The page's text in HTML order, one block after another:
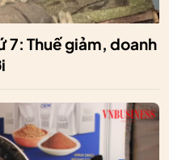
7: Thuế giảm, doanh